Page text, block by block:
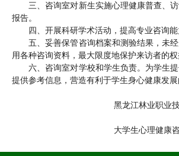
三、咨询室对新生实施心理健康普查、
报告。
四、开展科研学术活动，提高专业咨询能
五、妥善保管咨询档案和测验结果，未
用各种咨询资料，最大限度地保护来访者的权
六、咨询室对学校和学生负责。为学生
提供参考信息，营造有利于学生身心健康发展
黑龙江林业职业技术
大学生心理健康咨询